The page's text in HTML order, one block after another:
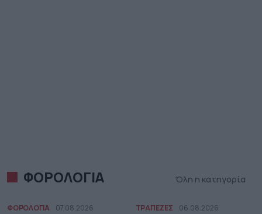
ΦΟΡΟΛΟΓΙΑ Όλη η κατηγορία
ΦΟΡΟΛΟΓΙΑ 07.08.2026 ΤΡΑΠΕΖΕΣ 06.08.2026